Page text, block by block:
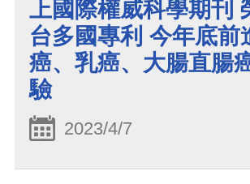
上國際權威科學期刊
台多國專利 今年底前
癌、乳癌、大腸直腸
驗
2023/4/7